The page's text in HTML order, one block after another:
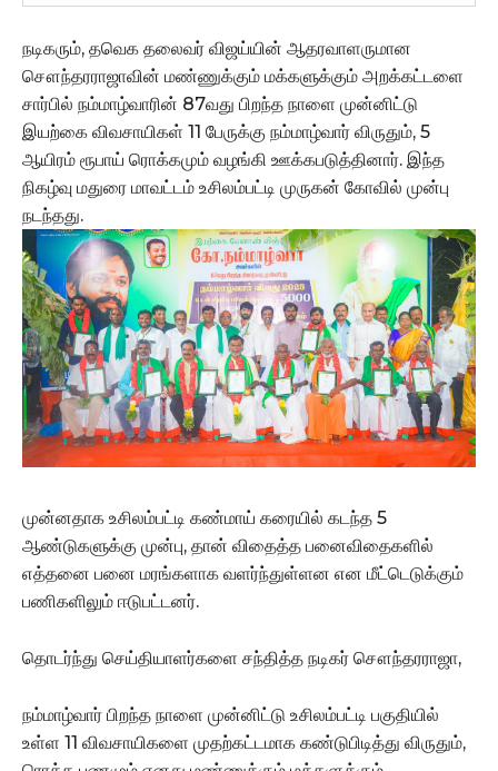
நடிகரும், தவெக தலைவர் விஜய்யின் ஆதரவாளருமான
சௌந்தரராஜாவின் மண்ணுக்கும் மக்களுக்கும் அறக்கட்டளை
சார்பில் நம்மாழ்வாரின் 87வது பிறந்த நாளை முன்னிட்டு
இயற்கை விவசாயிகள் 11 பேருக்கு நம்மாழ்வார் விருதும், 5
ஆயிரம் ரூபாய் ரொக்கமும் வழங்கி ஊக்கபடுத்தினார். இந்த
நிகழ்வு மதுரை மாவட்டம் உசிலம்பட்டி முருகன் கோவில் முன்பு
நடந்தது.
முன்னதாக உசிலம்பட்டி கண்மாய் கரையில் கடந்த 5
ஆண்டுகளுக்கு முன்பு, தான் விதைத்த பனைவிதைகளில்
எத்தனை பனை மரங்களாக வளர்ந்துள்ளன என மீட்டெடுக்கும்
பணிகளிலும் ஈடுபட்டனர்.
தொடர்ந்து செய்தியாளர்களை சந்தித்த நடிகர் சௌந்தரராஜா,
நம்மாழ்வார் பிறந்த நாளை முன்னிட்டு உசிலம்பட்டி பகுதியில்
உள்ள 11 விவசாயிகளை முதற்கட்டமாக கண்டுபிடித்து விருதும்,